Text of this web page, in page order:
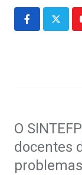
O
docentes